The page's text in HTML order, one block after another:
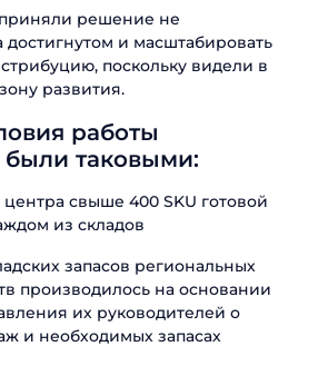
приняли решение не
достигнутом и масштабировать
поскольку видели в
развития.
работы
таковыми:
свыше 400 SKU готовой
из складов
запасов региональных
производилось на основании
их руководителей о
и необходимых запасах
компании
Отправить